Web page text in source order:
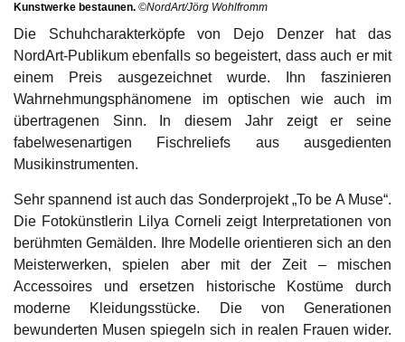
Kunstwerke bestaunen. ©NordArt/Jörg Wohlfromm
Die Schuhcharakterköpfe von Dejo Denzer hat das
NordArt-Publikum ebenfalls so begeistert, dass auch er mit
einem Preis ausgezeichnet wurde. Ihn faszinieren
Wahrnehmungsphänomene im optischen wie auch im
übertragenen Sinn. In diesem Jahr zeigt er seine
fabelwesenartigen Fischreliefs aus ausgedienten
Musikinstrumenten.
Sehr spannend ist auch das Sonderprojekt „To be A Muse“.
Die Fotokünstlerin Lilya Corneli zeigt Interpretationen von
berühmten Gemälden. Ihre Modelle orientieren sich an den
Meisterwerken, spielen aber mit der Zeit – mischen
Accessoires und ersetzen historische Kostüme durch
moderne Kleidungsstücke. Die von Generationen
bewunderten Musen spiegeln sich in realen Frauen wider.